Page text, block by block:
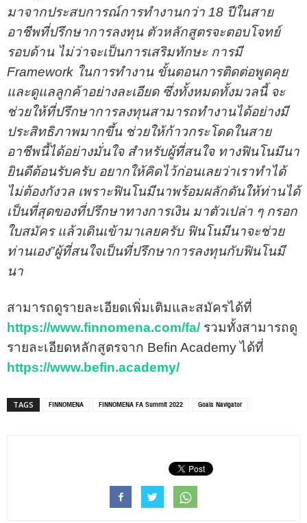
มาจากประสบการณ์การทำงานกว่า 18 ปีในสาย
อาชีพที่ปรึกษาการลงทุน ตัวหลักสูตรจะตอบโจทย์
รอบด้าน ไม่ว่าจะเป็นการเสริมทักษะ การมี
Framework ในการทำงาน ขั้นตอนการติดต่อพูดคุย
และดูแลลูกค้าอย่างละเอียด ซึ่งทั้งหมดทั้งมวลนี้ จะ
ช่วยให้ที่ปรึกษาการลงทุนสามารถทำงานได้อย่างมี
ประสิทธิภาพมากขึ้น ช่วยให้ก้าวกระโดดในสาย
อาชีพนี้ได้อย่างมั่นใจ สำหรับผู้ที่สนใจ ทางฟินโนมีนา
ยินดีต้อนรับครับ อยากให้คิดไว้ก่อนเลยว่าเราทำได้
ไม่ต้องกังวล เพราะฟินโนมีนาพร้อมผลักดันให้ท่านได้
เป็นที่สุดของที่ปรึกษาทางการเงิน มาตัวเปล่า ๆ กรอก
ใบสมัคร แล้วเดินเข้ามาเลยครับ ฟินโนมีนาจะช่วย
ท่านเอง”ผู้ที่สนใจเป็นที่ปรึกษาการลงทุนกับฟินโนมี
นา
สามารถดูรายละเอียดเพิ่มเติมและสมัครได้ที่
https://www.finnomena.com/fa/ รวมทั้งสามารถดู
รายละเอียดหลักสูตรจาก Befin Academy ได้ที่
https://www.befin.academy/
TAGS FINNOMENA FINNOMENA FA Summit 2022 Goals Navigator